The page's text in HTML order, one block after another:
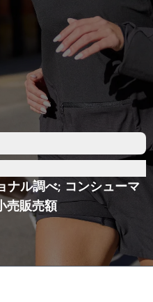
ナル調べ; コンシューマ
売販売額